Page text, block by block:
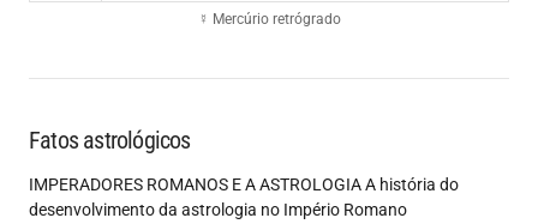
☿ Mercúrio retrógrado
Fatos astrológicos
IMPERADORES ROMANOS E A ASTROLOGIA A história do
desenvolvimento da astrologia no Império Romano